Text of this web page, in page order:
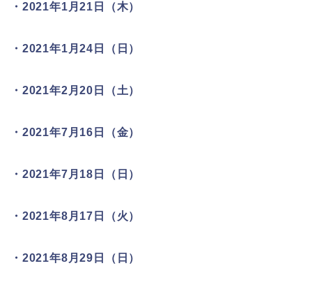
・2021年1月21日（木）
・2021年1月24日（日）
・2021年2月20日（土）
・2021年7月16日（金）
・2021年7月18日（日）
・2021年8月17日（火）
・2021年8月29日（日）